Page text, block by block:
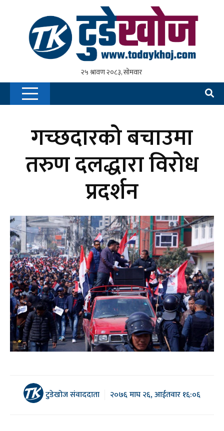
गच्छदारको बचाउमा
तरुण दलद्धारा विरोध
प्रदर्शन
टुडेखोज संवाददाता २०७६ माघ २६, आईतवार १६:०६